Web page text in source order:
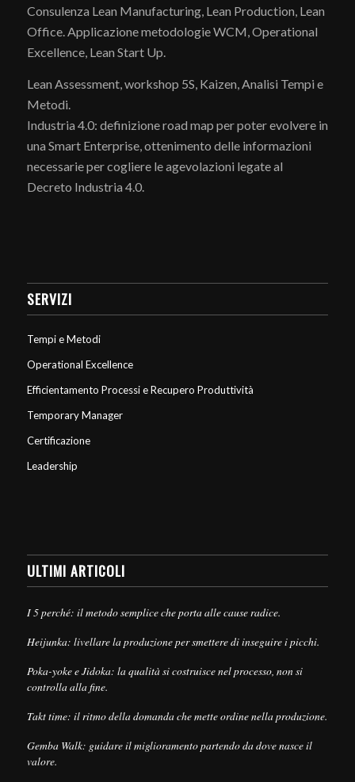
Consulenza Lean Manufacturing, Lean Production, Lean
Office. Applicazione metodologie WCM, Operational
Excellence, Lean Start Up.
Lean Assessment, workshop 5S, Kaizen, Analisi Tempi e
Metodi.
Industria 4.0: definizione road map per poter evolvere in
una Smart Enterprise, ottenimento delle informazioni
necessarie per cogliere le agevolazioni legate al
Decreto Industria 4.0.
SERVIZI
Tempi e Metodi
Operational Excellence
Efficientamento Processi e Recupero Produttività
Temporary Manager
Certificazione
Leadership
ULTIMI ARTICOLI
I 5 perché: il metodo semplice che porta alle cause radice.
Heijunka: livellare la produzione per smettere di inseguire i picchi.
Poka-yoke e Jidoka: la qualità si costruisce nel processo, non si
controlla alla fine.
Takt time: il ritmo della domanda che mette ordine nella produzione.
Gemba Walk: guidare il miglioramento partendo da dove nasce il
valore.